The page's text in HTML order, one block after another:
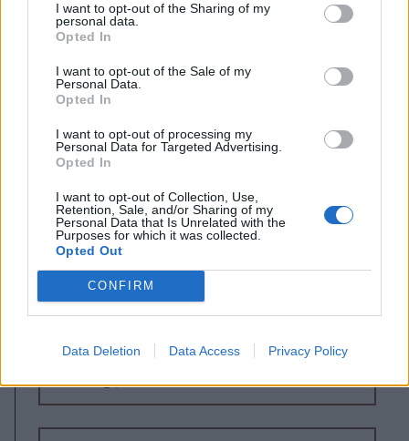
I want to opt-out of the Sharing of my
personal data.
Opted In
I want to opt-out of the Sale of my
Personal Data.
Opted In
I want to opt-out of processing my
Personal Data for Targeted Advertising.
Opted In
I want to opt-out of Collection, Use,
Retention, Sale, and/or Sharing of my
Personal Data that Is Unrelated with the
Purposes for which it was collected.
Opted Out
CONFIRM
Data Deletion Data Access Privacy Policy
Az úzvölgyi
temetőfoglalás
mozgóképes krónikája
A történelem a szemünk előtt zajlik –
hangoztatják gyakran. Most mi is ott
voltunk a cselekmények sűrűjében,
ami biztosan bekerül a
történelemkönyvekbe. Egy
temetőfoglalást és ami a
kontrasztot örökített meg csapatunk